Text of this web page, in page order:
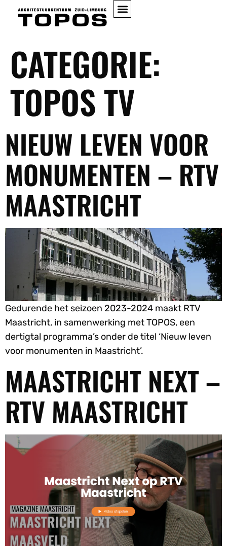
CATEGORIE:
TOPOS TV
NIEUW LEVEN VOOR
MONUMENTEN – RTV
MAASTRICHT
Gedurende het seizoen 2023-2024 maakt RTV
Maastricht, in samenwerking met TOPOS, een
dertigtal programma’s onder de titel ‘Nieuw leven
voor monumenten in Maastricht’.
MAASTRICHT NEXT –
RTV MAASTRICHT